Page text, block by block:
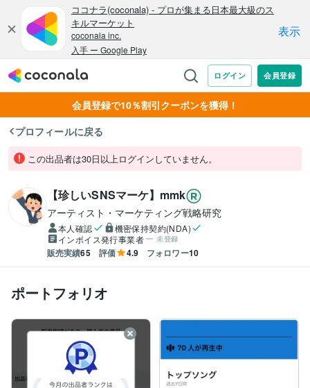
会員登録で10％割引クーポンを獲得！
プロフィールに戻る
この出品者は30日以上ログインしていません。
【珍しいSNSマーケ】mmk
アーティスト・マーケティング戦略研究
本人確認
機密保持契約(NDA)
インボイス発行事業者
未登録
販売実績65 評価 4.9 フォロワー10
ポートフォリオ